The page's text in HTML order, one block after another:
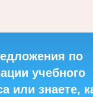
по
учебного
или знаете,